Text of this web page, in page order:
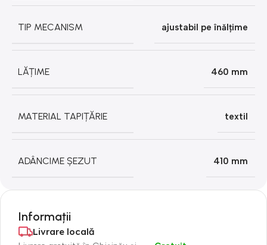
TIP MECANISM ajustabil pe înălțime
LĂȚIME 460 mm
MATERIAL TAPIȚĂRIE textil
ADÂNCIME ȘEZUT 410 mm
Informații
Livrare locală